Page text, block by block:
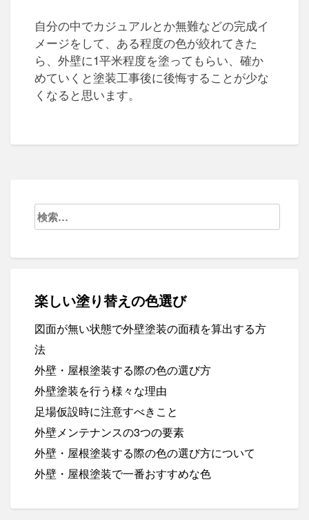
自分の中でカジュアルとか無難などの完成イ
メージをして、ある程度の色が絞れてきた
ら、外壁に1平米程度を塗ってもらい、確か
めていくと塗装工事後に後悔することが少な
くなると思います。
検
索:
楽しい塗り替えの色選び
図面が無い状態で外壁塗装の面積を算出する方
法
外壁・屋根塗装する際の色の選び方
外壁塗装を行う様々な理由
足場仮設時に注意すべきこと
外壁メンテナンスの3つの要素
外壁・屋根塗装する際の色の選び方について
外壁・屋根塗装で一番おすすめな色